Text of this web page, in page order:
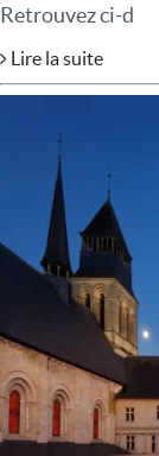
Retrouvez ci-d
Lire la suite